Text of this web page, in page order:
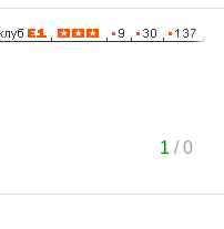
1 /0